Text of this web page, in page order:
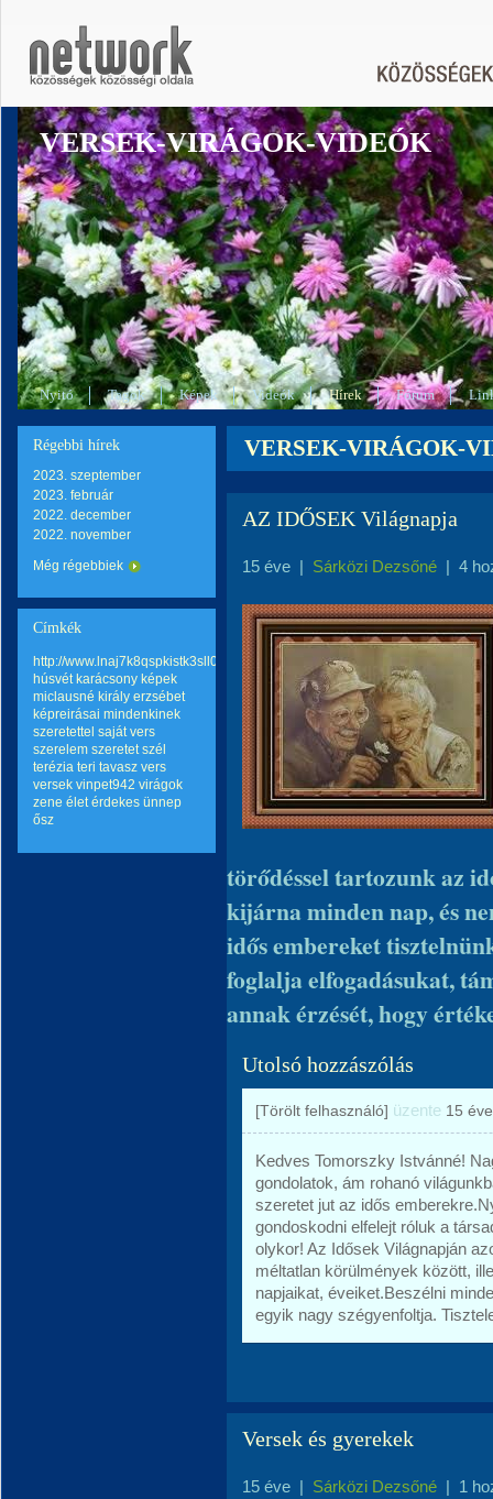
VERSEK-VIRÁGOK-VIDEÓK
Nyitó Tagok Képek Videók Hírek Fórum
Régebbi hírek
2023. szeptember
2023. február
2022. december
2022. november
Még régebbiek
Címkék
http://www.lnaj7k8qspkistk3sll0hqp6mo2wq8go.com
húsvét karácsony képek
miclausné király erzsébet
képreirásai mindenkinek
szeretettel saját vers
szerelem szeretet szél
terézia teri tavasz vers
versek vinpet942 virágok
zene élet érdekes ünnep
ősz
VERSEK-VIRÁGOK-
AZ IDŐSEK Világnapja
15 éve | Sárközi Dezsőné | 4
törődéssel tartozunk az
kijárna minden nap, és
idős embereket
foglalja elfogadásukat,
annak érzését, hogy
Utolsó hozzászólás
[Törölt felhasználó] üzente 15 éve
Kedves Tomorszky Istvánné!
gondolatok, ám rohanó
szeretet jut az idős
gondoskodni elfelejt róluk a
olykor! Az Idősek Világnapján
méltatlan körülmények között,
napjaikat, éveiket.Beszélni
egyik nagy szégyenfoltja.
Versek és gyerekek
15 éve | Sárközi Dezsőné | 1